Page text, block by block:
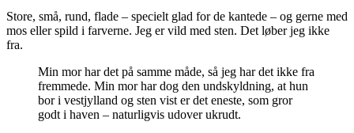
Store, små, rund, flade – specielt glad for de kantede – og gerne med
mos eller spild i farverne. Jeg er vild med sten. Det løber jeg ikke
fra.
Min mor har det på samme måde, så jeg har det ikke fra
fremmede. Min mor har dog den undskyldning, at hun
bor i vestjylland og sten vist er det eneste, som gror
godt i haven – naturligvis udover ukrudt.